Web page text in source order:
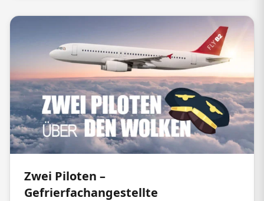
Zwei Piloten –
Gefrierfachangestellte